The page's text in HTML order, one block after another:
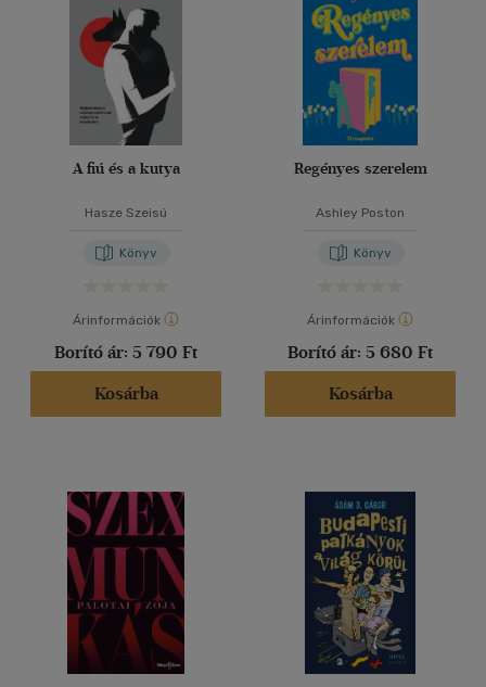
A fiú és a kutya
Hasze Szeisú
Könyv
Árinformációk
Borító ár: 5 790 Ft
Kosárba
Regényes szerelem
Ashley Poston
Könyv
Árinformációk
Borító ár: 5 680 Ft
Kosárba